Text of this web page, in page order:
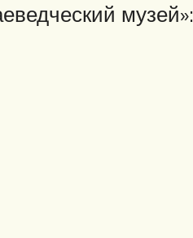
музей»: